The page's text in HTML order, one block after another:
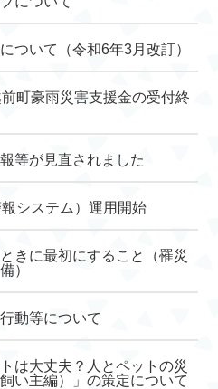
ついて（令和6年3月改訂）
町豪雨災害支援金の受付終
等が見直されました
システム）運用開始
きに最初にすること（罹災
）
動等について
は大丈夫？人とペットの災
い主編）」の策定について